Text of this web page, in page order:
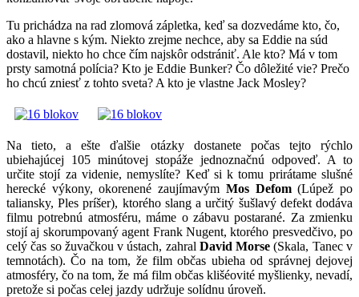
Tu prichádza na rad zlomová zápletka, keď sa dozvedáme kto, čo,
ako a hlavne s kým. Niekto zrejme nechce, aby sa Eddie na súd
dostavil, niekto ho chce čím najskôr odstrániť. Ale kto? Má v tom
prsty samotná polícia? Kto je Eddie Bunker? Čo dôležité vie? Prečo
ho chcú zniesť z tohto sveta? A kto je vlastne Jack Mosley?
Na tieto, a ešte ďalšie otázky dostanete počas tejto rýchlo
ubiehajúcej 105 minútovej stopáže jednoznačnú odpoveď. A to
určite stojí za videnie, nemyslíte? Keď si k tomu prirátame slušné
herecké výkony, okorenené zaujímavým Mos Defom(Lúpež po
taliansky, Ples príšer), ktorého slang a určitý šušlavý defekt dodáva
filmu potrebnú atmosféru, máme o zábavu postarané. Za zmienku
stojí aj skorumpovaný agent Frank Nugent, ktorého presvedčivo, po
celý čas so žuvačkou v ústach, zahral David Morse (Skala, Tanec v
temnotách). Čo na tom, že film občas ubieha od správnej dejovej
atmosféry, čo na tom, že má film občas klišéovité myšlienky, nevadí,
pretože si počas celej jazdy udržuje solídnu úroveň.